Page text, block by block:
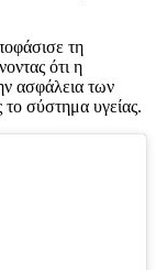
τη
ότι η
ασφάλεια των
σύστημα υγείας.